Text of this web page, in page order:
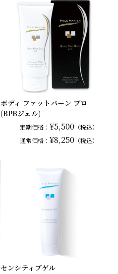
ボディ ファットバーン プロ
(BPBジェル)
定期価格： ¥5,500 （税込）
通常価格： ¥8,250 （税込）
センシティブゲル